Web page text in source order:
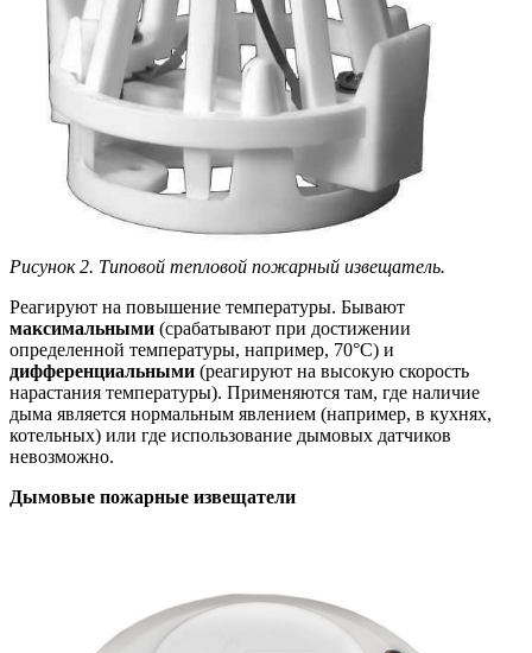
Рисунок 2. Типовой тепловой пожарный извещатель.
Реагируют на повышение температуры. Бывают
максимальными (срабатывают при достижении
определенной температуры, например, 70°C) и
дифференциальными (реагируют на высокую скорость
нарастания температуры). Применяются там, где наличие
дыма является нормальным явлением (например, в кухнях,
котельных) или где использование дымовых датчиков
невозможно.
Дымовые пожарные извещатели